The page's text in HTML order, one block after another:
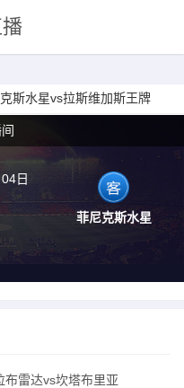
斯水星vs拉斯维加斯王牌
日
菲尼克斯水星
雷达vs坎塔布里亚